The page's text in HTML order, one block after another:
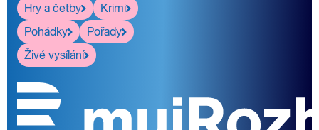
Hry a četby
Krimi
Pohádky
Pořady
Živé vysílání